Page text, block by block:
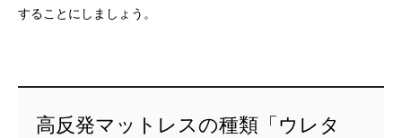
することにしましょう。
高反発マットレスの種類「ウレタ